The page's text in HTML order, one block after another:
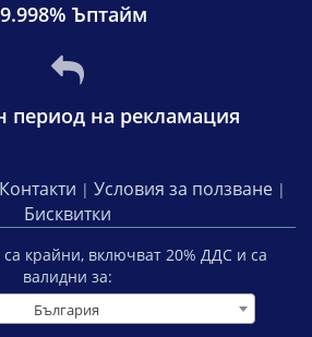
Ъптайм
период на рекламация
Контакти | Условия за ползване |
Бисквитки
крайни, включват 20% ДДС и са
валидни за:
България